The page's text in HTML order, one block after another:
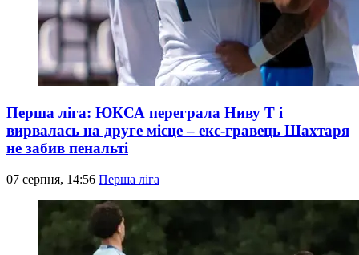
Перша ліга: ЮКСА переграла Ниву Т і
вирвалась на друге місце – екс-гравець Шахтаря
не забив пенальті
07 серпня, 14:56 Перша ліга